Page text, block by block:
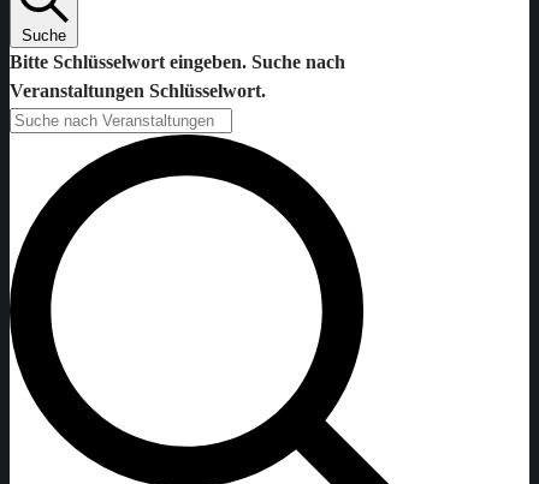
Suche
Bitte Schlüsselwort eingeben. Suche nach
Veranstaltungen Schlüsselwort.